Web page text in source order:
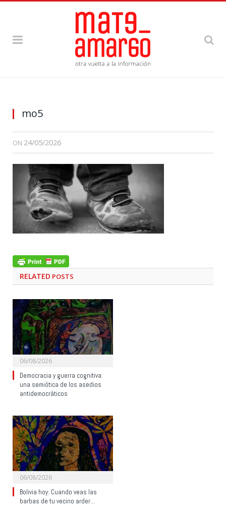
mo5
ON 24/05/2026
RELATED POSTS
06/08/2026
Democracia y guerra cognitiva:
una semiótica de los asedios
antidemocráticos
06/08/2026
Bolivia hoy: Cuando veas las
barbas de tu vecino arder…